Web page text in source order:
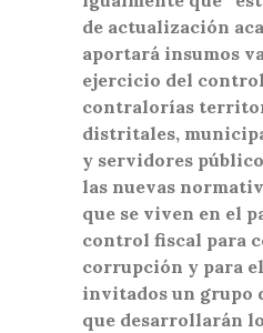
de actualización
aportará insumos
ejercicio del
contralorías
distritales,
y servidores
las nuevas
que se viven en el
control fiscal para
corrupción y para
invitados un grupo
que desarrollarán